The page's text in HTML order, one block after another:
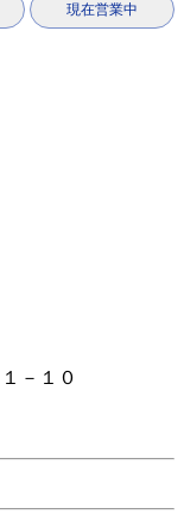
現在営業中
－１０